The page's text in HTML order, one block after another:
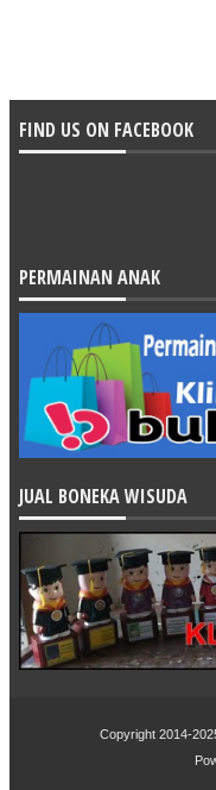
FIND US ON FACEBOOK
PERMAINAN ANAK
JUAL BONEKA WISUDA
Copyright 2014-